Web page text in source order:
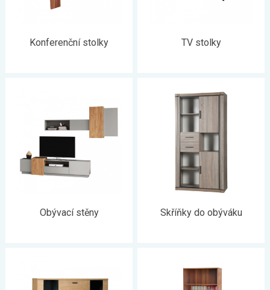
Konferenční stolky TV stolky
Obývací stěny Skříňky do obýváku